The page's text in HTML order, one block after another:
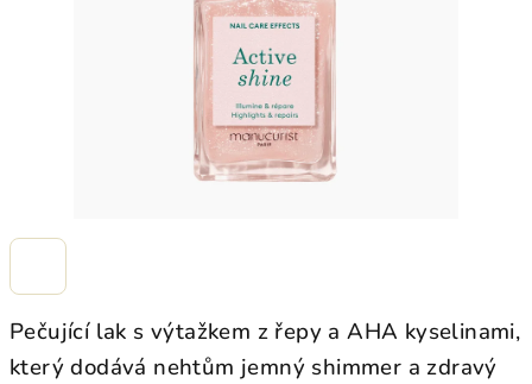
Pečující lak s výtažkem z řepy a AHA kyselinami,
který dodává nehtům jemný shimmer a zdravý